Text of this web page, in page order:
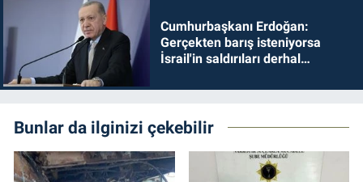
Cumhurbaşkanı Erdoğan:
Gerçekten barış isteniyorsa
İsrail'in saldırıları derhal
Bunlar da ilginizi çekebilir